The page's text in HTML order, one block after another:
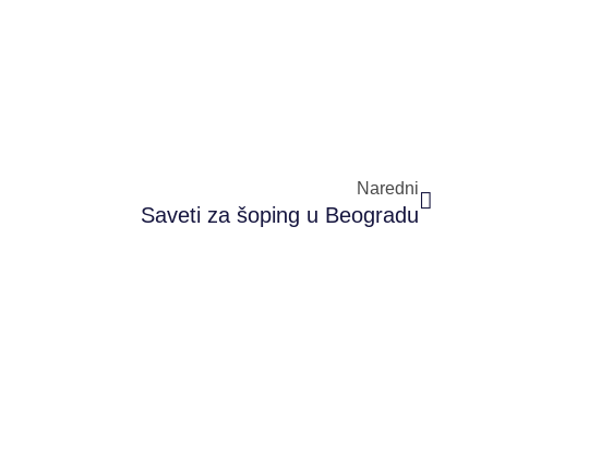
Naredni
Saveti za šoping u Beogradu